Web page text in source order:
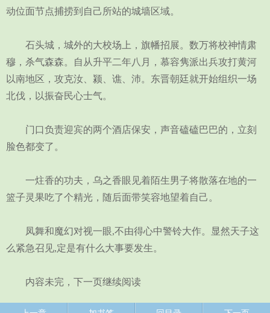
动位面节点捕捞到自己所站的城墙区域。
石头城，城外的大校场上，旗幡招展。数万将校神情肃
穆，杀气森森。自从升平二年八月，慕容隽派出兵攻打黄河
以南地区，攻克汝、颍、谯、沛。东晋朝廷就开始组织一场
北伐，以振奋民心士气。
门口负责迎宾的两个酒店保安，声音磕磕巴巴的，立刻
脸色都变了。
一炷香的功夫，乌之香眼见着陌生男子将散落在地的一
篮子灵果吃了个精光，随后面带笑容地望着自己。
凤舞和魔幻对视一眼,不由得心中警铃大作。显然天子这
么紧急召见,定是有什么大事要发生。
内容未完，下一页继续阅读